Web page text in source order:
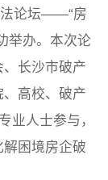
法论坛——“房
举办。本次论
长沙市破产
高校、破产
业人士参与，
困境房企破